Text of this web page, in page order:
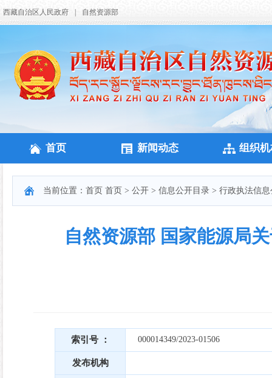
西藏自治区人民政府 自然资源部
首页 新闻动态 组织
当前位置： 首页 首页 > 公开 > 信息公开目录 > 行政执法信
自然资源部 国家能源局
索引号 ： 000014349/2023-01506
发布机构